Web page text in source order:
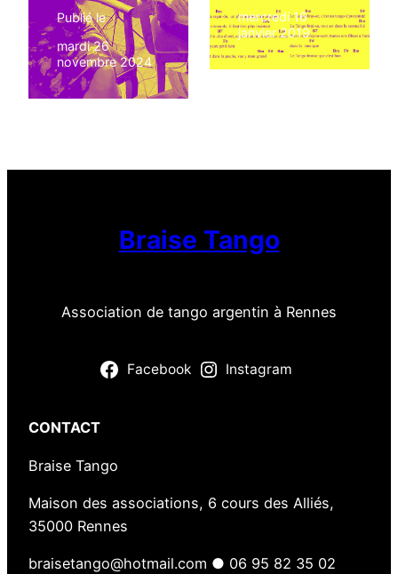
Publié le
mardi 26
novembre 2024
mercredi 16
janvier 2019
Braise Tango
Association de tango argentin à Rennes
Facebook Instagram
CONTACT
Braise Tango
Maison des associations, 6 cours des Alliés,
35000 Rennes
braisetango@hotmail.com ● 06 95 82 35 02